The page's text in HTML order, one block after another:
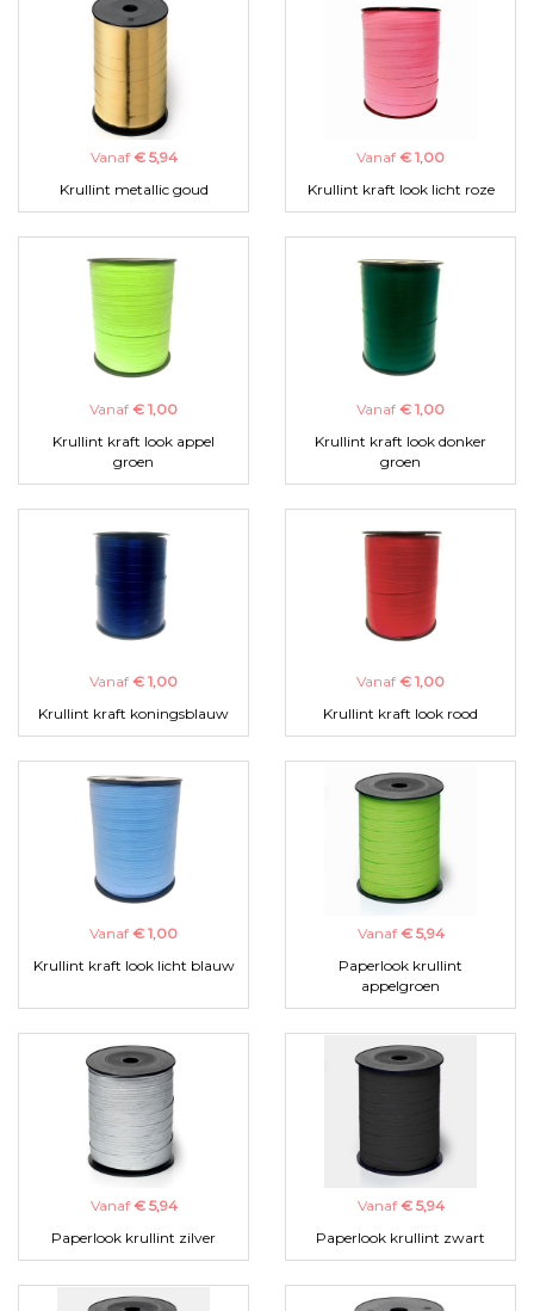
Vanaf € 5,94
Krullint metallic goud
Vanaf € 1,00
Krullint kraft look licht roze
Vanaf € 1,00
Krullint kraft look appel
groen
Vanaf € 1,00
Krullint kraft look donker
groen
Vanaf € 1,00
Krullint kraft koningsblauw
Vanaf € 1,00
Krullint kraft look rood
Vanaf € 1,00
Krullint kraft look licht blauw
Vanaf € 5,94
Paperlook krullint
appelgroen
Vanaf € 5,94
Paperlook krullint zilver
Vanaf € 5,94
Paperlook krullint zwart